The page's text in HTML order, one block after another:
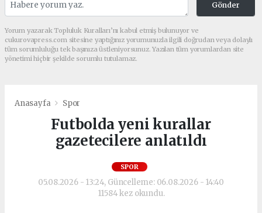
Gönder
Yorum yazarak Topluluk Kuralları’nı kabul etmiş bulunuyor ve
cukurovapress.com sitesine yaptığınız yorumunuzla ilgili doğrudan veya dolaylı
tüm sorumluluğu tek başınıza üstleniyorsunuz. Yazılan tüm yorumlardan site
yönetimi hiçbir şekilde sorumlu tutulamaz.
Anasayfa Spor
Futbolda yeni kurallar
gazetecilere anlatıldı
SPOR
05.08.2026 - 13:24, Güncelleme: 06.08.2026 - 14:40
11584 kez okundu.